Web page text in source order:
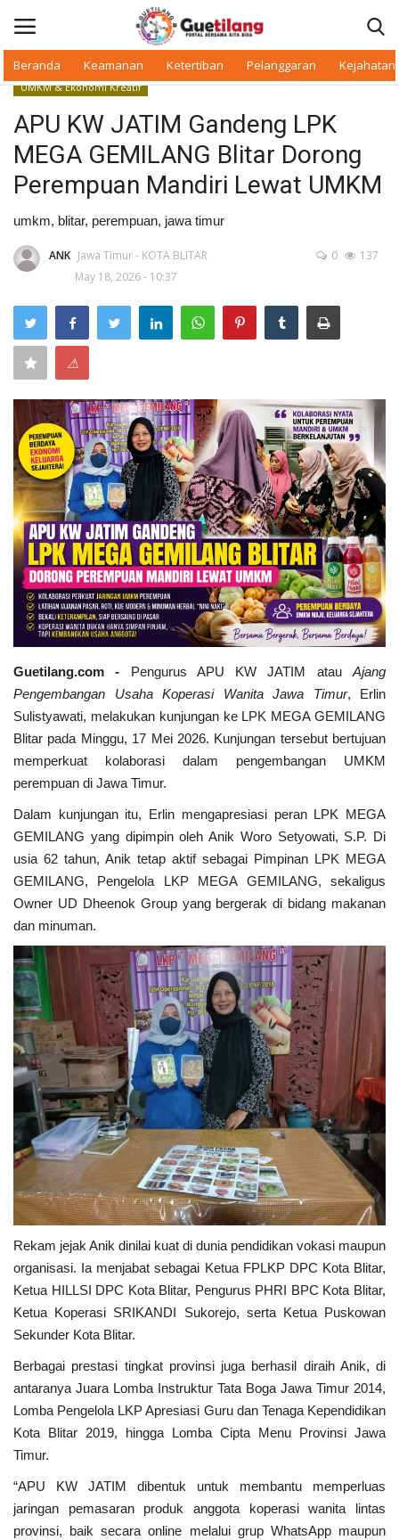
Beranda Keamanan Ketertiban Pelanggaran Kejahatan
Beranda
Makan Bergizi
Pelanggaran
Ketertiban
Keamanan
Kejahatan
Cybers Event
UMKM & Ekonomi Kreatif
Pekerja Migran Indonesia
Pendidikan
Informasi Journalism
Olahraga
Kesehatan
Layanan Publik
Perempuan/Anak
UMKM & Ekonomi Kreatif
APU KW JATIM Gandeng LPK
MEGA GEMILANG Blitar Dorong
Perempuan Mandiri Lewat UMKM
umkm, blitar, perempuan, jawa timur
ANK Jawa Timur - KOTA BLITAR
May 18, 2026 - 10:37
0 137
⚠
Guetilang.com - Pengurus APU KW JATIM atauAjang
Pengembangan Usaha Koperasi Wanita Jawa Timur, Erlin
Sulistyawati, melakukan kunjungan ke LPK MEGA GEMILANG
Blitar pada Minggu, 17 Mei 2026. Kunjungan tersebut bertujuan
memperkuat kolaborasi dalam pengembangan UMKM
perempuan di Jawa Timur.
Dalam kunjungan itu, Erlin mengapresiasi peran LPK MEGA
GEMILANG yang dipimpin oleh Anik Woro Setyowati, S.P. Di
usia 62 tahun, Anik tetap aktif sebagai Pimpinan LPK MEGA
GEMILANG, Pengelola LKP MEGA GEMILANG, sekaligus
Owner UD Dheenok Group yang bergerak di bidang makanan
dan minuman.
Rekam jejak Anik dinilai kuat di dunia pendidikan vokasi maupun
organisasi. Ia menjabat sebagai Ketua FPLKP DPC Kota Blitar,
Ketua HILLSI DPC Kota Blitar, Pengurus PHRI BPC Kota Blitar,
Ketua Koperasi SRIKANDI Sukorejo, serta Ketua Puskowan
Sekunder Kota Blitar.
Berbagai prestasi tingkat provinsi juga berhasil diraih Anik, di
antaranya Juara Lomba Instruktur Tata Boga Jawa Timur 2014,
Lomba Pengelola LKP Apresiasi Guru dan Tenaga Kependidikan
Kota Blitar 2019, hingga Lomba Cipta Menu Provinsi Jawa
Timur.
“APU KW JATIM dibentuk untuk membantu memperluas
jaringan pemasaran produk anggota koperasi wanita lintas
provinsi, baik secara online melalui grup WhatsApp maupun